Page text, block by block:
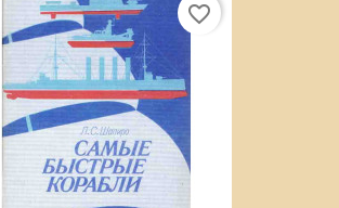
favorite_border